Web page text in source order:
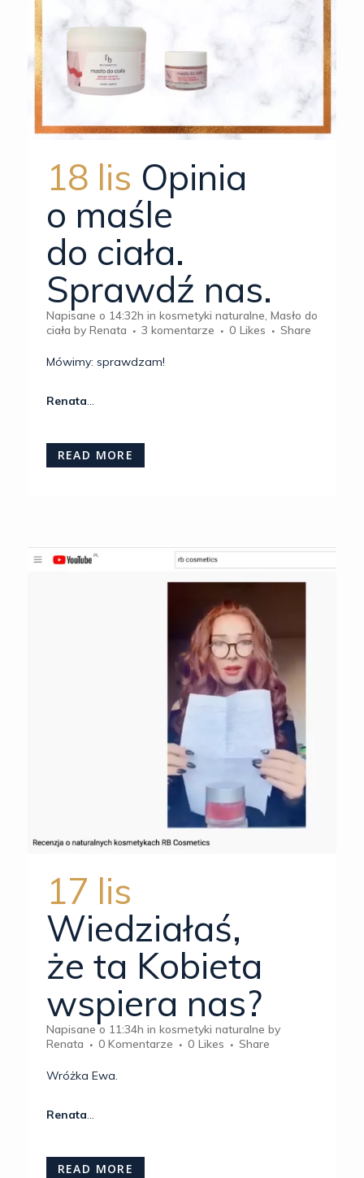
18 lis Opinia
o maśle
do ciała.
Sprawdź nas.
Napisane o 14:32h in kosmetyki naturalne Masło do
ciała by Renata 3 komentarze 0 Likes Share
Mówimy: sprawdzam!
Renata
READ MORE
17 lis
Wiedziałaś,
że ta Kobieta
wspiera nas?
Napisane o 11:34h in kosmetyki naturalne by
Renata
0 Komentarze 0 Likes Share
Wróżka Ewa.
Renata...
READ MORE